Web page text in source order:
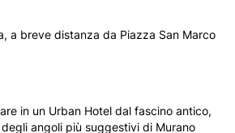
a breve distanza da Piazza San Marco
in un Urban Hotel dal fascino antico,
angoli più suggestivi di Murano